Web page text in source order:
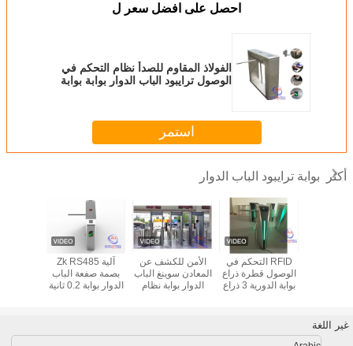
احصل على افضل سعر ل
الفولاذ المقاوم للصدأ نظام التحكم في
الوصول ترايبود الباب الدوار بوابة بوابة
استمر
أكثر بوابة ترايبود الباب الدوار
آلية Zk RS485
بصمة صفعة الباب
الدوار بوابة 0.2 ثانية
الأمن للكشف عن
المعادن سوينغ الباب
الدوار بوابة نظام
RFID التحكم في
الوصول قطرة ذراع
بوابة الدورية 3 ذراع
غير اللغة